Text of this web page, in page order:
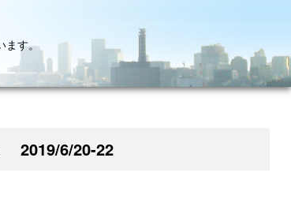
ます。
2019/6/20-22